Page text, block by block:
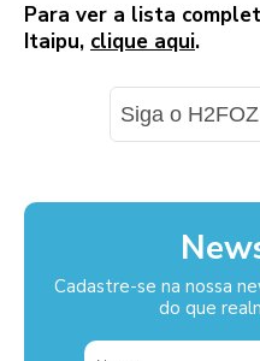
Para ver a lista
Itaipu, clique aqui.
Siga o
Cadastre-se na nossa
do que